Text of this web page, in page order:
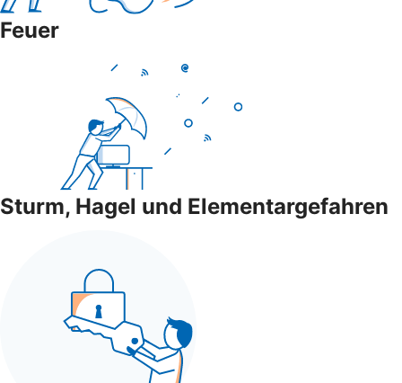
Feuer
Sturm, Hagel und Elementargefahren